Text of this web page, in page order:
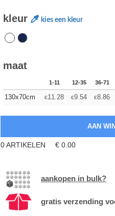
kleur kies een kleur
maat
1-11 12-35 36-71
130x70cm €11.28 €9.54 €8.86
0ARTIKELEN € 0.00
aankopen in bulk?
gratis verzending